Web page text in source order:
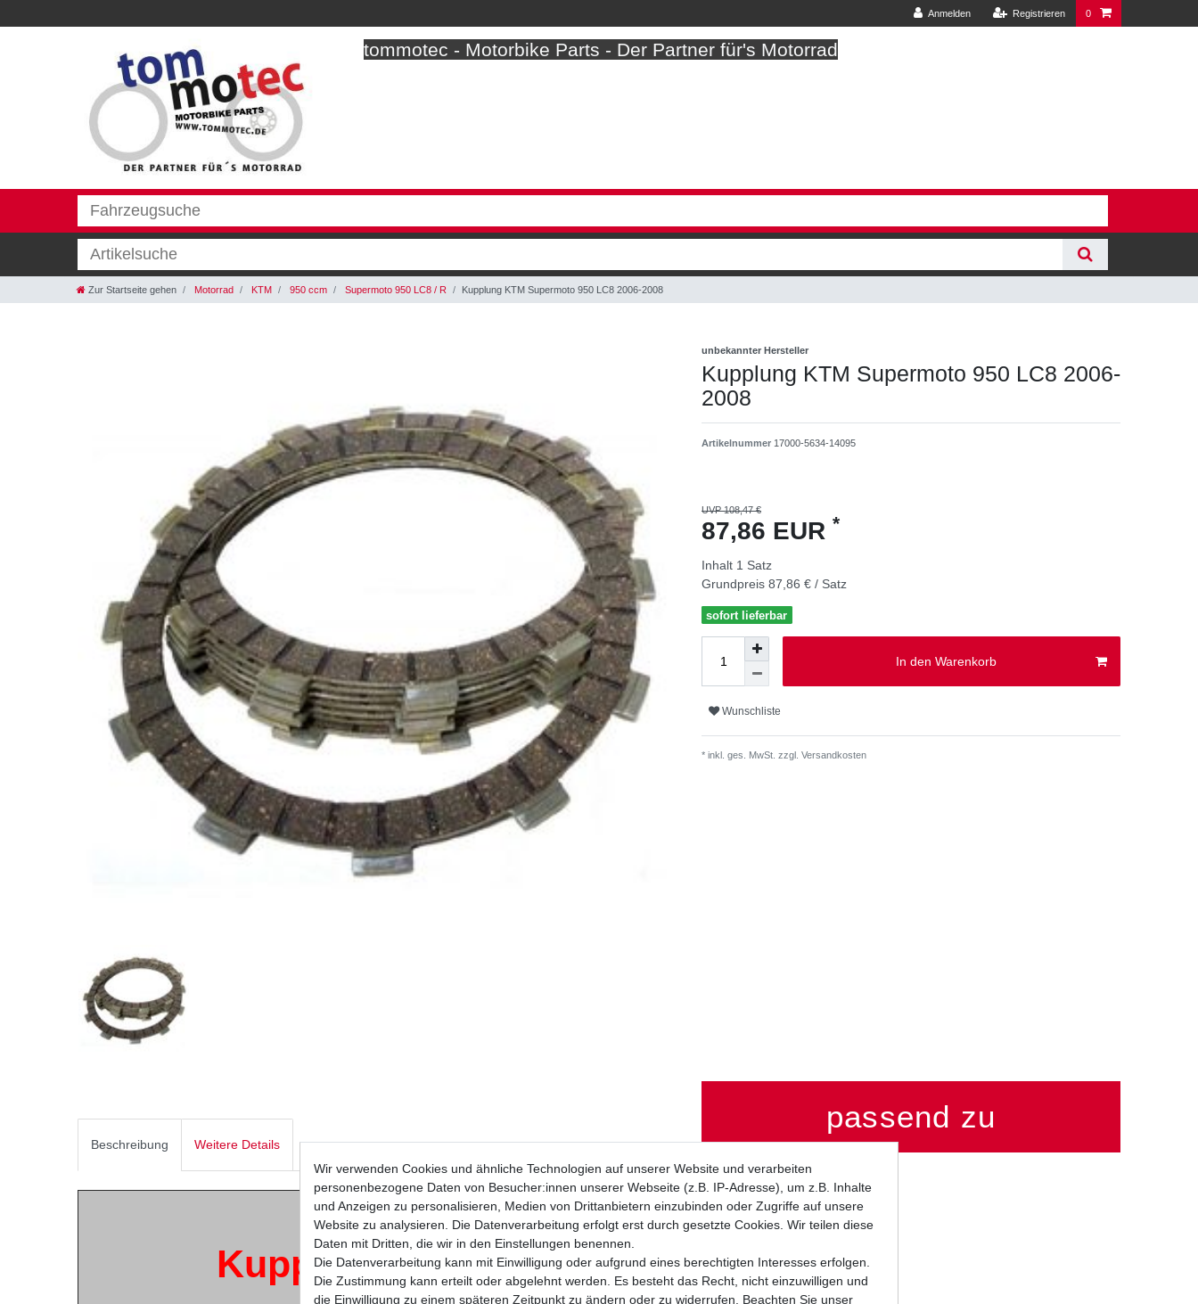
Anmelden Registrieren 0
tommotec - Motorbike Parts - Der Partner für's Motorrad
Zur Startseite gehen Motorrad KTM 950 ccm Supermoto 950 LC8 / R Kupplung KTM Supermoto 950 LC8 2006-2008
unbekannter Hersteller
Kupplung KTM Supermoto 950 LC8 2006-
2008
Artikelnummer 17000-5634-14095
UVP 108,47 €
87,86 EUR *
Inhalt 1 Satz
Grundpreis 87,86 € / Satz
sofort lieferbar
In den Warenkorb
Wunschliste
* inkl. ges. MwSt. zzgl. Versandkosten
Beschreibung Weitere Details
Neue
Kupplungsbeläge
passend zu
KTM Supermoto 950 LC8 / R
Wir verwenden Cookies und ähnliche Technologien auf unserer Website und verarbeiten
personenbezogene Daten von Besucher:innen unserer Webseite (z.B. IP-Adresse), um z.B. Inhalte
und Anzeigen zu personalisieren, Medien von Drittanbietern einzubinden oder Zugriffe auf unsere
Website zu analysieren. Die Datenverarbeitung erfolgt erst durch gesetzte Cookies. Wir teilen diese
Daten mit Dritten, die wir in den Einstellungen benennen.
Die Datenverarbeitung kann mit Einwilligung oder aufgrund eines berechtigten Interesses erfolgen.
Die Zustimmung kann erteilt oder abgelehnt werden. Es besteht das Recht, nicht einzuwilligen und
die Einwilligung zu einem späteren Zeitpunkt zu ändern oder zu widerrufen. Beachten Sie unser